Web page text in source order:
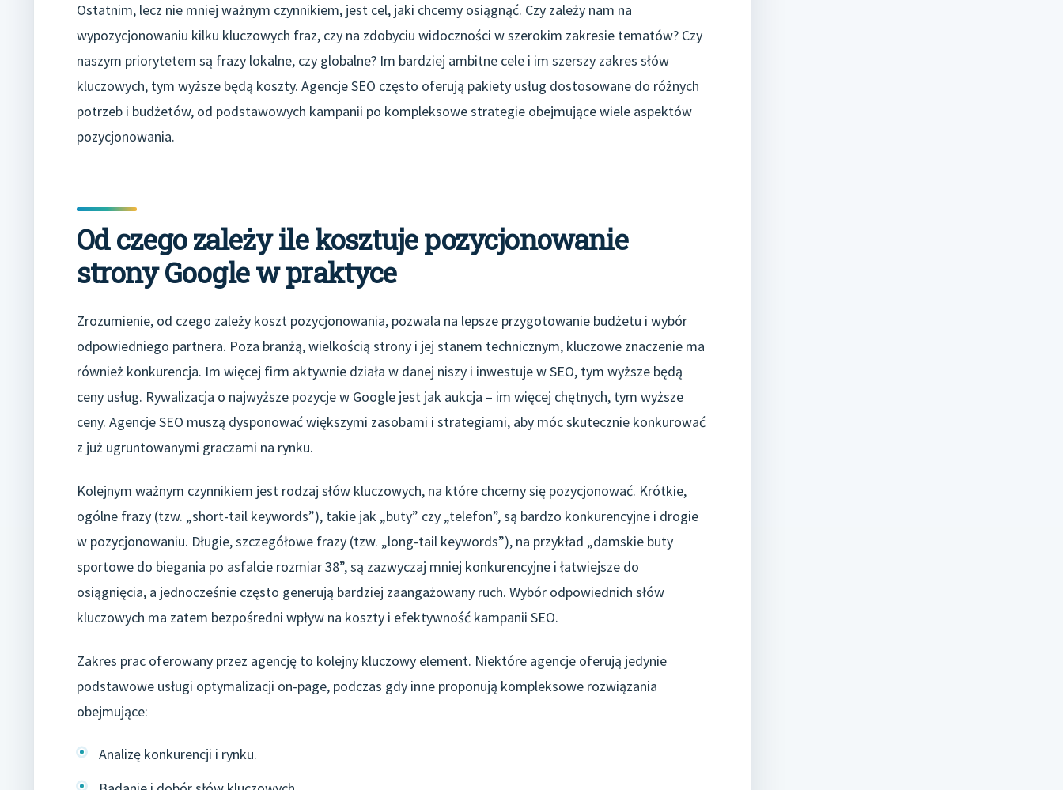
Ostatnim, lecz nie mniej ważnym czynnikiem, jest cel, jaki chcemy osiągnąć. Czy zależy nam na
wypozycjonowaniu kilku kluczowych fraz, czy na zdobyciu widoczności w szerokim zakresie tematów? Czy
naszym priorytetem są frazy lokalne, czy globalne? Im bardziej ambitne cele i im szerszy zakres słów
kluczowych, tym wyższe będą koszty. Agencje SEO często oferują pakiety usług dostosowane do różnych
potrzeb i budżetów, od podstawowych kampanii po kompleksowe strategie obejmujące wiele aspektów
pozycjonowania.
Od czego zależy ile kosztuje pozycjonowanie
strony Google w praktyce
Zrozumienie, od czego zależy koszt pozycjonowania, pozwala na lepsze przygotowanie budżetu i wybór
odpowiedniego partnera. Poza branżą, wielkością strony i jej stanem technicznym, kluczowe znaczenie ma
również konkurencja. Im więcej firm aktywnie działa w danej niszy i inwestuje w SEO, tym wyższe będą
ceny usług. Rywalizacja o najwyższe pozycje w Google jest jak aukcja – im więcej chętnych, tym wyższe
ceny. Agencje SEO muszą dysponować większymi zasobami i strategiami, aby móc skutecznie konkurować
z już ugruntowanymi graczami na rynku.
Kolejnym ważnym czynnikiem jest rodzaj słów kluczowych, na które chcemy się pozycjonować. Krótkie,
ogólne frazy (tzw. „short-tail keywords”), takie jak „buty” czy „telefon”, są bardzo konkurencyjne i drogie
w pozycjonowaniu. Długie, szczegółowe frazy (tzw. „long-tail keywords”), na przykład „damskie buty
sportowe do biegania po asfalcie rozmiar 38”, są zazwyczaj mniej konkurencyjne i łatwiejsze do
osiągnięcia, a jednocześnie często generują bardziej zaangażowany ruch. Wybór odpowiednich słów
kluczowych ma zatem bezpośredni wpływ na koszty i efektywność kampanii SEO.
Zakres prac oferowany przez agencję to kolejny kluczowy element. Niektóre agencje oferują jedynie
podstawowe usługi optymalizacji on-page, podczas gdy inne proponują kompleksowe rozwiązania
obejmujące:
Analizę konkurencji i rynku.